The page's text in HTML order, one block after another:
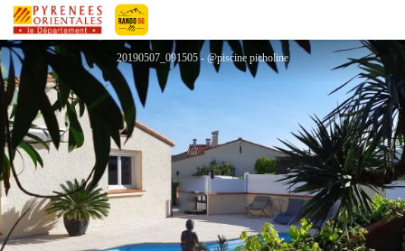
Pyrénées-Orientales Le Département
LA PICHOLINE
20190507_091505 - @piscine picholine